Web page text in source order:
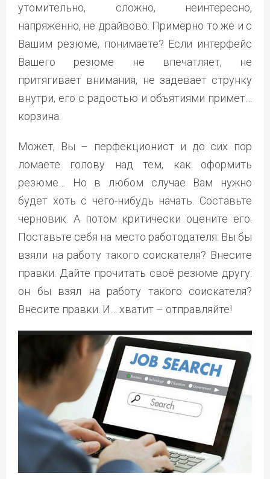
утомительно, сложно, неинтересно,
напряжённо, не драйвово. Примерно то же и с
Вашим резюме, понимаете? Если интерфейс
Вашего резюме не впечатляет, не
притягивает внимания, не задевает струнку
внутри, его с радостью и объятиями примет…
корзина.
Может, Вы – перфекционист и до сих пор
ломаете голову над тем, как оформить
резюме… Но в любом случае Вам нужно
будет хоть с чего-нибудь начать. Составьте
черновик. А потом критически оцените его.
Поставьте себя на место работодателя: Вы бы
взяли на работу такого соискателя? Внесите
правки. Дайте прочитать своё резюме другу:
он бы взял на работу такого соискателя?
Внесите правки. И… хватит – отправляйте!